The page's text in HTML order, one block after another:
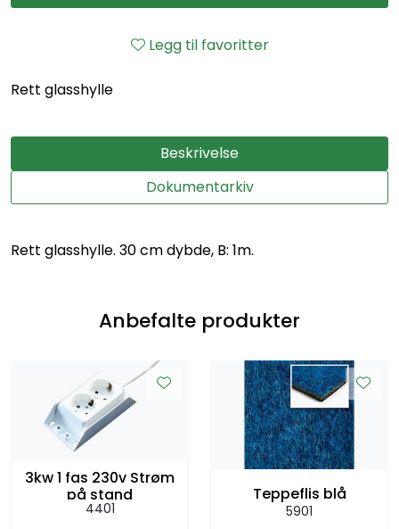
Legg til favoritter
Rett glasshylle
Beskrivelse
Dokumentarkiv
Rett glasshylle. 30 cm dybde, B: 1m.
Anbefalte produkter
3kw 1 fas 230v Strøm
på stand
4401
Teppeflis blå
5901